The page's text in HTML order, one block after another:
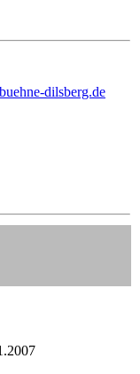
dilsberg.de